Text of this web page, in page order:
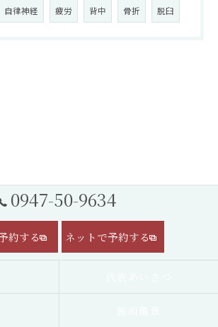
自律神経 疲労 背中 骨折 脱臼
0947-50-9634
約する ネットで予約する